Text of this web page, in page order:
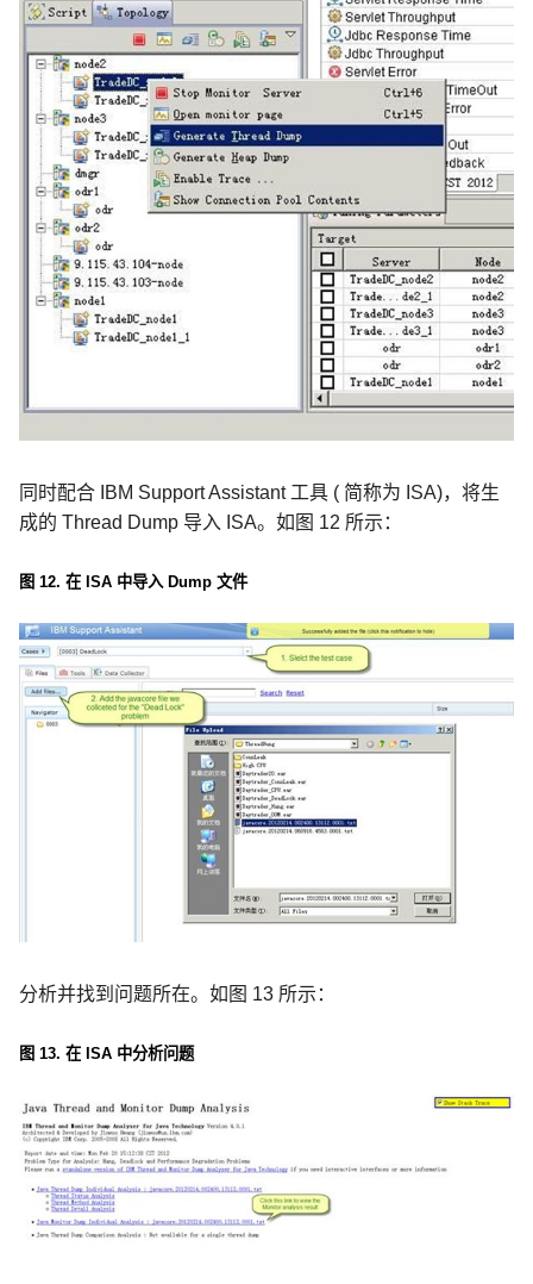
同时配合 IBM Support Assistant 工具 ( 简称为 ISA)，将生
成的 Thread Dump 导入 ISA。如图 12 所示：
图 12. 在 ISA 中导入 Dump 文件
分析并找到问题所在。如图 13 所示：
图 13. 在 ISA 中分析问题